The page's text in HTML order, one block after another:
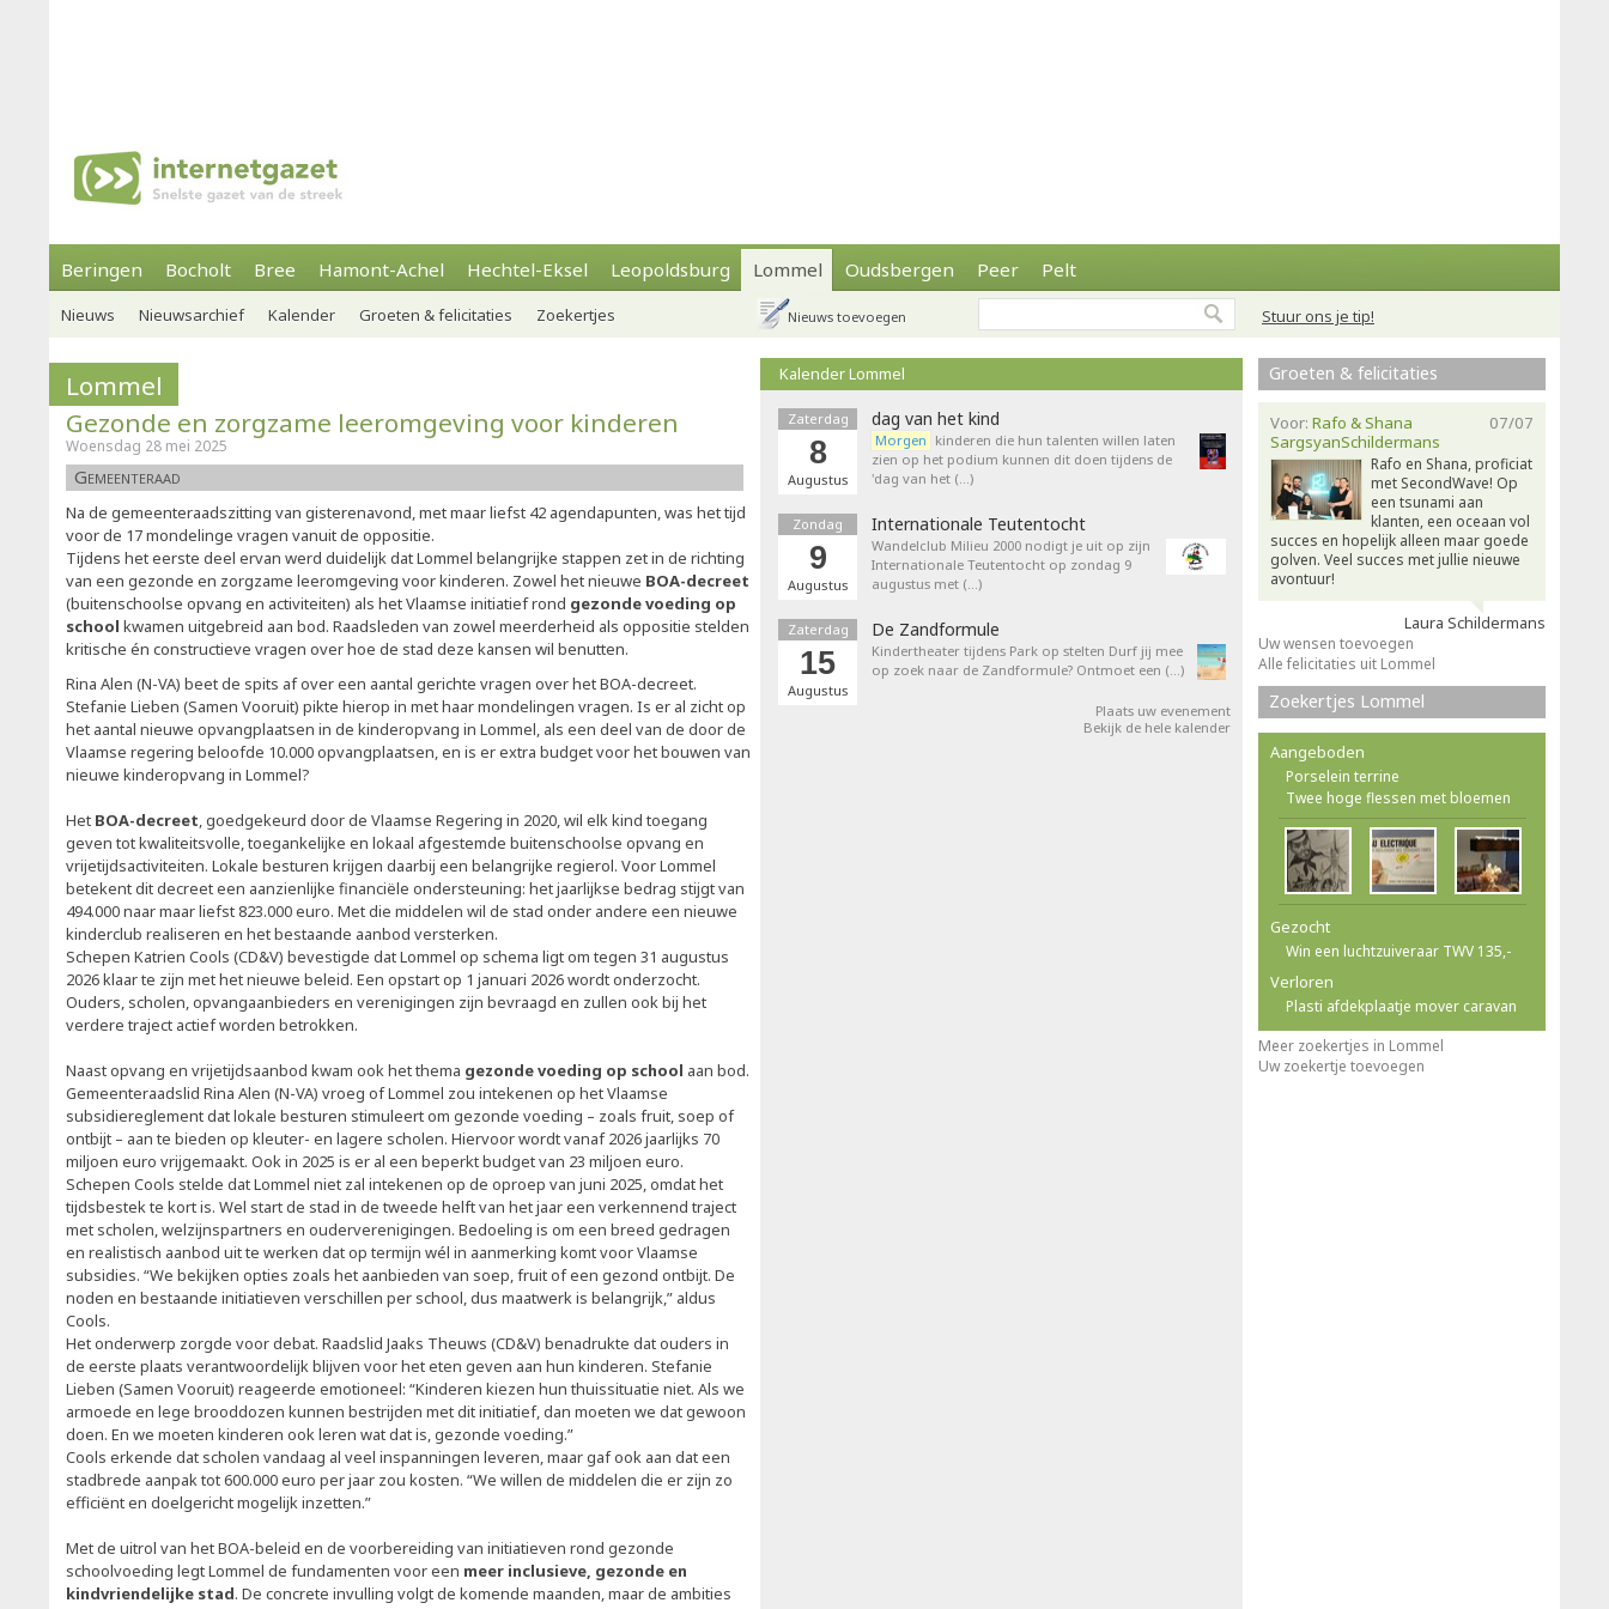
Beringen Bocholt Bree Hamont-Achel Hechtel-Eksel Leopoldsburg Lommel Oudsbergen Peer Pelt
Stuur ons je tip!
Nieuws Nieuwsarchief Kalender Groeten & felicitaties Zoekertjes Nieuws toevoegen
Lommel
Gezonde en zorgzame leeromgeving voor kinderen
Woensdag 28 mei 2025
Gemeenteraad
Na de gemeenteraadszitting van gisterenavond, met maar liefst 42 agendapunten, was het tijd
voor de 17 mondelinge vragen vanuit de oppositie.
Tijdens het eerste deel ervan werd duidelijk dat Lommel belangrijke stappen zet in de richting
van een gezonde en zorgzame leeromgeving voor kinderen. Zowel het nieuwe BOA-decreet
(buitenschoolse opvang en activiteiten) als het Vlaamse initiatief rond gezonde voeding op
school kwamen uitgebreid aan bod. Raadsleden van zowel meerderheid als oppositie stelden
kritische én constructieve vragen over hoe de stad deze kansen wil benutten.
Rina Alen (N-VA) beet de spits af over een aantal gerichte vragen over het BOA-decreet.
Stefanie Lieben (Samen Vooruit) pikte hierop in met haar mondelingen vragen. Is er al zicht op
het aantal nieuwe opvangplaatsen in de kinderopvang in Lommel, als een deel van de door de
Vlaamse regering beloofde 10.000 opvangplaatsen, en is er extra budget voor het bouwen van
nieuwe kinderopvang in Lommel?
Het BOA-decreet, goedgekeurd door de Vlaamse Regering in 2020, wil elk kind toegang
geven tot kwaliteitsvolle, toegankelijke en lokaal afgestemde buitenschoolse opvang en
vrijetijdsactiviteiten. Lokale besturen krijgen daarbij een belangrijke regierol. Voor Lommel
betekent dit decreet een aanzienlijke financiële ondersteuning: het jaarlijkse bedrag stijgt van
494.000 naar maar liefst 823.000 euro. Met die middelen wil de stad onder andere een nieuwe
kinderclub realiseren en het bestaande aanbod versterken.
Schepen Katrien Cools (CD&V) bevestigde dat Lommel op schema ligt om tegen 31 augustus
2026 klaar te zijn met het nieuwe beleid. Een opstart op 1 januari 2026 wordt onderzocht.
Ouders, scholen, opvangaanbieders en verenigingen zijn bevraagd en zullen ook bij het
verdere traject actief worden betrokken.
Naast opvang en vrijetijdsaanbod kwam ook het thema gezonde voeding op school aan bod.
Gemeenteraadslid Rina Alen (N-VA) vroeg of Lommel zou intekenen op het Vlaamse
subsidiereglement dat lokale besturen stimuleert om gezonde voeding – zoals fruit, soep of
ontbijt – aan te bieden op kleuter- en lagere scholen. Hiervoor wordt vanaf 2026 jaarlijks 70
miljoen euro vrijgemaakt. Ook in 2025 is er al een beperkt budget van 23 miljoen euro.
Schepen Cools stelde dat Lommel niet zal intekenen op de oproep van juni 2025, omdat het
tijdsbestek te kort is. Wel start de stad in de tweede helft van het jaar een verkennend traject
met scholen, welzijnspartners en ouderverenigingen. Bedoeling is om een breed gedragen
en realistisch aanbod uit te werken dat op termijn wél in aanmerking komt voor Vlaamse
subsidies. “We bekijken opties zoals het aanbieden van soep, fruit of een gezond ontbijt. De
noden en bestaande initiatieven verschillen per school, dus maatwerk is belangrijk,” aldus
Cools.
Het onderwerp zorgde voor debat. Raadslid Jaaks Theuws (CD&V) benadrukte dat ouders in
de eerste plaats verantwoordelijk blijven voor het eten geven aan hun kinderen. Stefanie
Lieben (Samen Vooruit) reageerde emotioneel: “Kinderen kiezen hun thuissituatie niet. Als we
armoede en lege brooddozen kunnen bestrijden met dit initiatief, dan moeten we dat gewoon
doen. En we moeten kinderen ook leren wat dat is, gezonde voeding.”
Cools erkende dat scholen vandaag al veel inspanningen leveren, maar gaf ook aan dat een
stadbrede aanpak tot 600.000 euro per jaar zou kosten. “We willen de middelen die er zijn zo
efficiënt en doelgericht mogelijk inzetten.”
Met de uitrol van het BOA-beleid en de voorbereiding van initiatieven rond gezonde
schoolvoeding legt Lommel de fundamenten voor een meer inclusieve, gezonde en
kindvriendelijke stad. De concrete invulling volgt de komende maanden, maar de ambities
Kalender Lommel
Zaterdag
8
Augustus
dag van het kind
Morgen kinderen die hun talenten willen laten
zien op het podium kunnen dit doen tijdens de
'dag van het (…)
Zondag
9
Augustus
Internationale Teutentocht
Wandelclub Milieu 2000 nodigt je uit op zijn
Internationale Teutentocht op zondag 9
augustus met (…)
Zaterdag
15
Augustus
De Zandformule
Kindertheater tijdens Park op stelten Durf jij mee
op zoek naar de Zandformule? Ontmoet een (…)
Plaats uw evenement
Bekijk de hele kalender
Groeten & felicitaties
07/07
Voor: Rafo & Shana
SargsyanSchildermans
Rafo en Shana, proficiat
met SecondWave! Op
een tsunami aan
klanten, een oceaan vol
succes en hopelijk alleen maar goede
golven. Veel succes met jullie nieuwe
avontuur!
Laura Schildermans
Uw wensen toevoegen
Alle felicitaties uit Lommel
Zoekertjes Lommel
Aangeboden
Porselein terrine
Twee hoge flessen met bloemen
Gezocht
Win een luchtzuiveraar TWV 135,-
Verloren
Plasti afdekplaatje mover caravan
Meer zoekertjes in Lommel
Uw zoekertje toevoegen